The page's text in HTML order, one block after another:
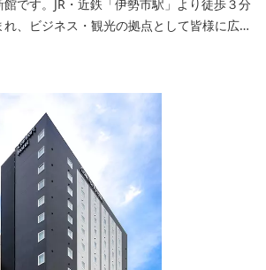
です。JR・近鉄「伊勢市駅」より徒歩３分
、ビジネス・観光の拠点として皆様に広く
す。１階には、しゃぶしゃぶと日本料理の
す。